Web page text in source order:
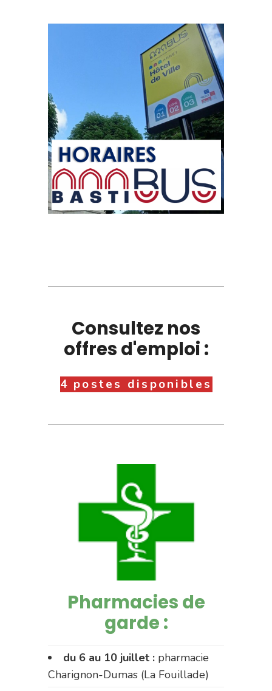
Consultez nos
offres d'emploi :
4 postes disponibles
Pharmacies de
garde :
du 6 au 10 juillet : pharmacie
Charignon-Dumas (La Fouillade)